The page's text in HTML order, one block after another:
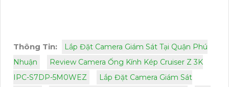
Thông Tin:
Lắp Đặt Camera Giám Sát Tại Quận Phú
Nhuận
Review Camera Ống Kính Kép Cruiser Z 3K
IPC-S7DP-5M0WEZ
Lắp Đặt Camera Giám Sát